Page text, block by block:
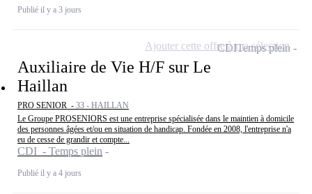
Publié il y a 3 jours
Auxiliaire de Vie H/F sur Le
Haillan
PRO SENIOR - 33 - HAILLAN
Le Groupe PROSENIORS est une entreprise spécialisée dans le maintien à domicile
des personnes âgées et/ou en situation de handicap. Fondée en 2008, l'entreprise n'a
eu de cesse de grandir et compte...
CDI - Temps plein
Publié il y a 4 jours
CDITemps plein
Ajouter cette offre à ma sélection